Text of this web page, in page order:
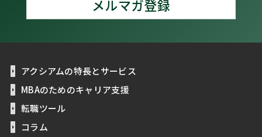
メルマガ登録
アクシアムの特長とサービス
MBAのためのキャリア支援
転職ツール
コラム